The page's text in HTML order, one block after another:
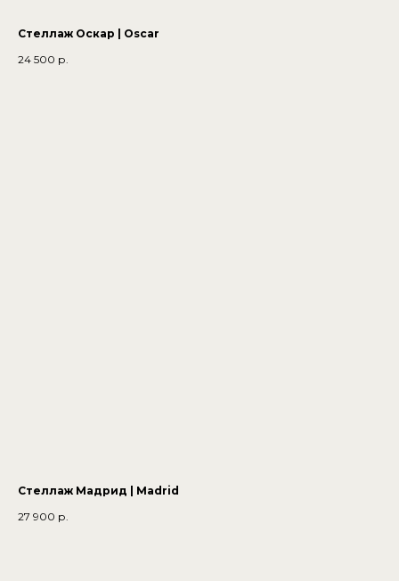
Стеллаж Оскар | Oscar
24 500 р.
Стеллаж Мадрид | Madrid
27 900 р.